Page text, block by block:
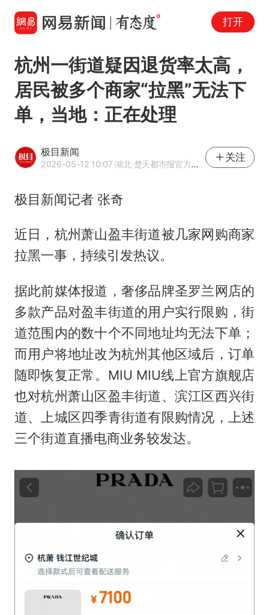
打开
杭州一街道疑因退货率太高，
居民被多个商家“拉黑”无法下
单，当地：正在处理
极目新闻
2026-05-12 10:07·湖北·楚天都市报官方网易号
关注
极目新闻记者 张奇
近日，杭州萧山盈丰街道被几家网购商家
拉黑一事，持续引发热议。
据此前媒体报道，奢侈品牌圣罗兰网店的
多款产品对盈丰街道的用户实行限购，街
道范围内的数十个不同地址均无法下单；
而用户将地址改为杭州其他区域后，订单
随即恢复正常。MIU MIU线上官方旗舰店
也对杭州萧山区盈丰街道、滨江区西兴街
道、上城区四季青街道有限购情况，上述
三个街道直播电商业务较发达。